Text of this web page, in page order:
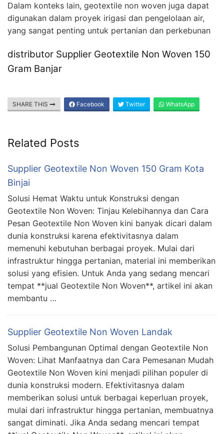
Dalam konteks lain, geotextile non woven juga dapat
digunakan dalam proyek irigasi dan pengelolaan air,
yang sangat penting untuk pertanian dan perkebunan
distributor Supplier Geotextile Non Woven 150
Gram Banjar
SHARE THIS Facebook Twitter WhatsApp
Related Posts
Supplier Geotextile Non Woven 150 Gram Kota
Binjai
Solusi Hemat Waktu untuk Konstruksi dengan
Geotextile Non Woven: Tinjau Kelebihannya dan Cara
Pesan Geotextile Non Woven kini banyak dicari dalam
dunia konstruksi karena efektivitasnya dalam
memenuhi kebutuhan berbagai proyek. Mulai dari
infrastruktur hingga pertanian, material ini memberikan
solusi yang efisien. Untuk Anda yang sedang mencari
tempat **jual Geotextile Non Woven**, artikel ini akan
membantu …
Supplier Geotextile Non Woven Landak
Solusi Pembangunan Optimal dengan Geotextile Non
Woven: Lihat Manfaatnya dan Cara Pemesanan Mudah
Geotextile Non Woven kini menjadi pilihan populer di
dunia konstruksi modern. Efektivitasnya dalam
memberikan solusi untuk berbagai keperluan proyek,
mulai dari infrastruktur hingga pertanian, membuatnya
sangat diminati. Jika Anda sedang mencari tempat